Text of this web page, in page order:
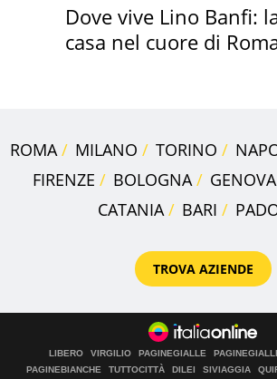
Dove vive Lino Banfi:
casa nel cuore di
ROMA MILANO TORINO
FIRENZE
BOLOGNA GENOVA
CATANIA
BARI
TROVA AZIENDE
LIBERO VIRGILIO PAGINEGIALLE
PAGINEBIANCHE
TUTTOCITTÀ DILEI SIVIAGGIA